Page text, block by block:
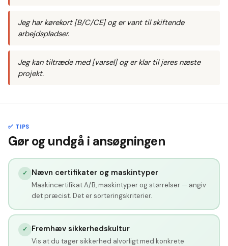
Jeg har kørekort [B/C/CE] og er vant til skiftende
arbejdspladser.
Jeg kan tiltræde med [varsel] og er klar til jeres næste
projekt.
✅ TIPS
Gør og undgå i ansøgningen
✓ Nævn certifikater og maskintyper
Maskincertifikat A/B, maskintyper og størrelser — angiv
det præcist. Det er sorteringskriterier.
✓ Fremhæv sikkerhedskultur
Vis at du tager sikkerhed alvorligt med konkrete